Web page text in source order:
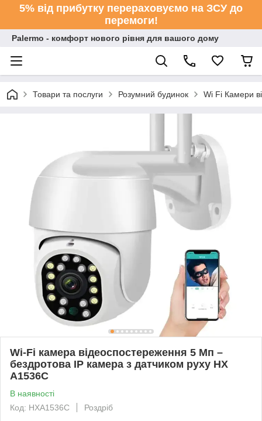
5% від прибутку перераховуємо на ЗСУ до
перемоги!
Palermo - комфорт нового рівня для вашого дому
Товари та послуги Розумний будинок Wi Fi Камери
Wi-Fi камера відеоспостереження 5 Мп –
бездротова IP камера з датчиком руху HX
A1536C
В наявності
Код: HXA1536C
Роздріб